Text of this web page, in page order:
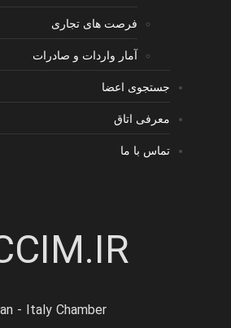
فرصت های تجاری
آمار واردات و صادرات
جستجوی اعضا
معرفی اتاق
تماس با ما
- Italy Chamber